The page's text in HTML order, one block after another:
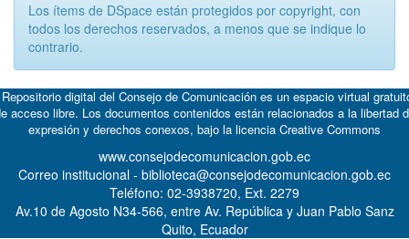
Los ítems de DSpace están protegidos por copyright, con
todos los derechos reservados, a menos que se indique lo
contrario.
digital del Consejo de Comunicación es un espacio virtual
acceso libre. Los documentos contenidos están relacionados a la libertad
expresión y derechos conexos, bajo la licencia Creative Commons
www.consejodecomunicacion.gob.ec
Correo institucional - biblioteca@consejodecomunicacion.gob.ec
Teléfono: 02-3938720, Ext. 2279
Av.10 de Agosto N34-566, entre Av. República y Juan Pablo Sanz
Quito, Ecuador